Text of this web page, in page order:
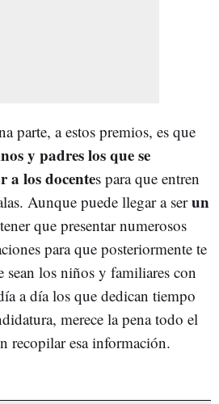
parte, a estos premios, es que
y padres los que se
a los docentes para que entren
Aunque puede llegar a serun
que presentar numerosos
para que posteriormente te
sean los niños y familiares con
a día los que dedican tiempo
merece la pena todo el
recopilar esa información.